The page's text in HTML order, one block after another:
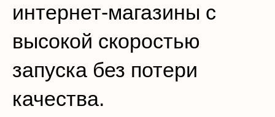
интернет-магазины с
высокой скоростью
запуска без потери
качества.